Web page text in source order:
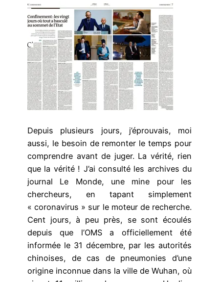
Depuis plusieurs jours, j’éprouvais, moi
aussi, le besoin de remonter le temps pour
comprendre avant de juger. La vérité, rien
que la vérité ! J’ai consulté les archives du
journal Le Monde, une mine pour les
chercheurs, en tapant simplement
« coronavirus » sur le moteur de recherche.
Cent jours, à peu près, se sont écoulés
depuis que l’OMS a officiellement été
informée le 31 décembre, par les autorités
chinoises, de cas de pneumonies d’une
origine inconnue dans la ville de Wuhan, où